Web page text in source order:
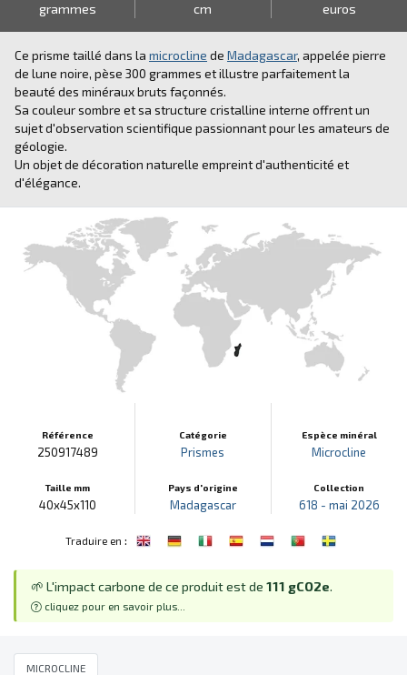
grammes cm euros
Ce prisme taillé dans la microcline de Madagascar, appelée pierre
de lune noire, pèse 300 grammes et illustre parfaitement la
beauté des minéraux bruts façonnés.
Sa couleur sombre et sa structure cristalline interne offrent un
sujet d'observation scientifique passionnant pour les amateurs de
géologie.
Un objet de décoration naturelle empreint d'authenticité et
d'élégance.
Référence
250917489
Taille mm
40x45x110
Catégorie
Prismes
Pays d'origine
Madagascar
Espèce minéral
Microcline
Collection
618 - mai 2026
Traduire en :
🌱 L'impact carbone de ce produit est de 111 gCO2e.
cliquez pour en savoir plus...
MICROCLINE